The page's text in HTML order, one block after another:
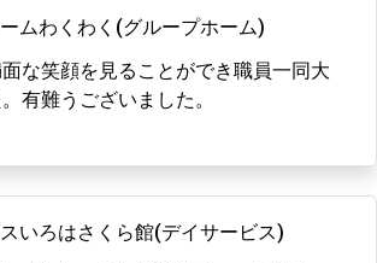
ムわくわく(グループホーム)
な笑顔を見ることができ職員一同大
有難うございました。
いろはさくら館(デイサービス)